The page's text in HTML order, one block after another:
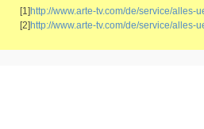
[1] http://www.arte-tv.com/de/service/alles-
[2] http://www.arte-tv.com/de/service/alles-